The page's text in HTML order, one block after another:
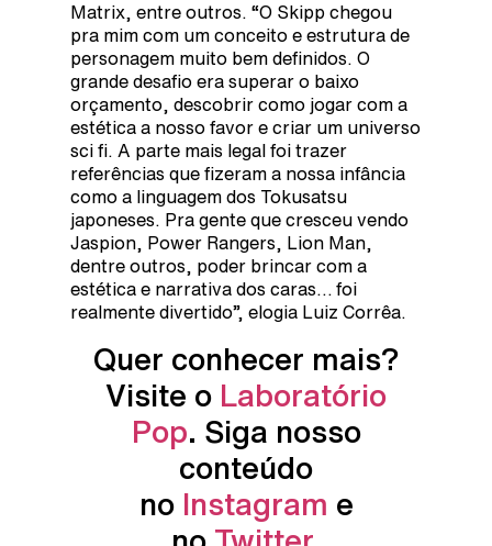
Matrix, entre outros. “O Skipp chegou
pra mim com um conceito e estrutura de
personagem muito bem definidos. O
grande desafio era superar o baixo
orçamento, descobrir como jogar com a
estética a nosso favor e criar um universo
sci fi. A parte mais legal foi trazer
referências que fizeram a nossa infância
como a linguagem dos Tokusatsu
japoneses. Pra gente que cresceu vendo
Jaspion, Power Rangers, Lion Man,
dentre outros, poder brincar com a
estética e narrativa dos caras… foi
realmente divertido”, elogia Luiz Corrêa.
Quer conhecer mais?
Visite o Laboratório
Pop. Siga nosso
conteúdo
no Instagram e